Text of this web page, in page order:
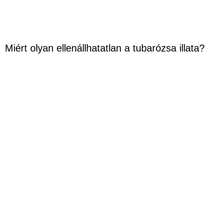
Miért olyan ellenállhatatlan a tubarózsa illata?